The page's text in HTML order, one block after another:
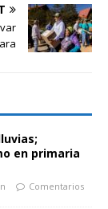
en primaria
Comentarios